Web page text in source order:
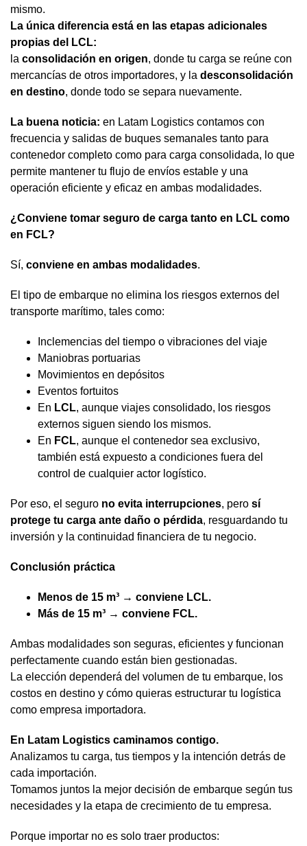
mismo.
La única diferencia está en las etapas adicionales
propias del LCL:
la consolidación en origen, donde tu carga se reúne con
mercancías de otros importadores, y la desconsolidación
en destino, donde todo se separa nuevamente.
La buena noticia: en Latam Logistics contamos con
frecuencia y salidas de buques semanales tanto para
contenedor completo como para carga consolidada, lo que
permite mantener tu flujo de envíos estable y una
operación eficiente y eficaz en ambas modalidades.
¿Conviene tomar seguro de carga tanto en LCL como
en FCL?
Sí, conviene en ambas modalidades.
El tipo de embarque no elimina los riesgos externos del
transporte marítimo, tales como:
Inclemencias del tiempo o vibraciones del viaje
Maniobras portuarias
Movimientos en depósitos
Eventos fortuitos
En LCL, aunque viajes consolidado, los riesgos
externos siguen siendo los mismos.
En FCL, aunque el contenedor sea exclusivo,
también está expuesto a condiciones fuera del
control de cualquier actor logístico.
Por eso, el seguro no evita interrupciones, pero sí
protege tu carga ante daño o pérdida, resguardando tu
inversión y la continuidad financiera de tu negocio.
Conclusión práctica
Menos de 15 m³ → conviene LCL.
Más de 15 m³ → conviene FCL.
Ambas modalidades son seguras, eficientes y funcionan
perfectamente cuando están bien gestionadas.
La elección dependerá del volumen de tu embarque, los
costos en destino y cómo quieras estructurar tu logística
como empresa importadora.
En Latam Logistics caminamos contigo.
Analizamos tu carga, tus tiempos y la intención detrás de
cada importación.
Tomamos juntos la mejor decisión de embarque según tus
necesidades y la etapa de crecimiento de tu empresa.
Porque importar no es solo traer productos: